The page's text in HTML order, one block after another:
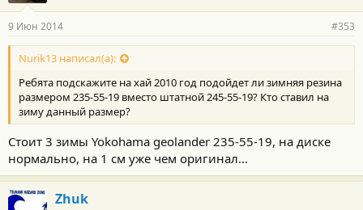
9 Июн 2014 #353
Nurik13 написал(а):
Ребята подскажите на хай 2010 год подойдет ли зимняя резина
размером 235-55-19 вместо штатной 245-55-19? Кто ставил на
зиму данный размер?
Стоит 3 зимы Yokohama geolander 235-55-19, на диске
нормально, на 1 см уже чем оригинал...
Zhuk